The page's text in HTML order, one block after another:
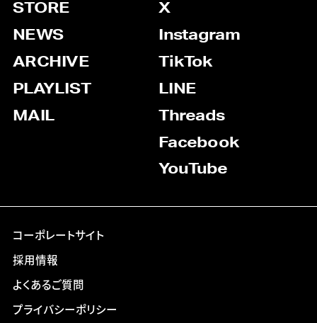
STORE
NEWS
ARCHIVE
PLAYLIST
MAIL
X
Instagram
TikTok
LINE
Threads
Facebook
YouTube
コーポレートサイト
採用情報
よくあるご質問
プライバシーポリシー